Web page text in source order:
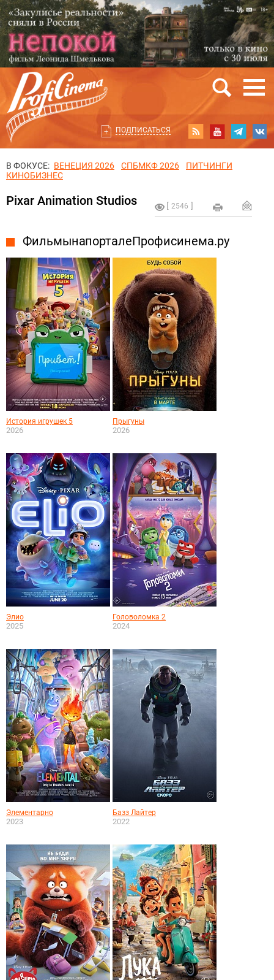
ПОДПИСАТЬСЯ
В ФОКУСЕ: ВЕНЕЦИЯ 2026 СПБМКФ 2026
ПИТЧИНГИ
КИНОБИЗНЕС
2546
Pixar Animation Studios
Фильмы на портале Профисинема.ру
История игрушек 5
2026
Прыгуны
2026
Элио
2025
Головоломка 2
2024
Элементарно
2023
Базз Лайтер
2022